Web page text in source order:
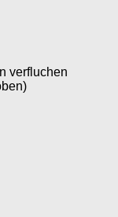
verfluchen